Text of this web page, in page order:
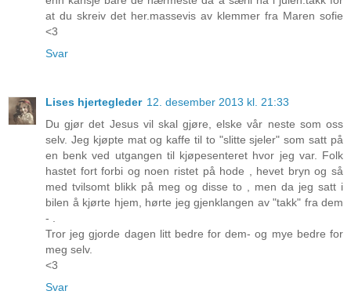
at du skreiv det her.massevis av klemmer fra Maren sofie
<3
Svar
Lises hjertegleder 12. desember 2013 kl. 21:33
Du gjør det Jesus vil skal gjøre, elske vår neste som oss
selv. Jeg kjøpte mat og kaffe til to "slitte sjeler" som satt på
en benk ved utgangen til kjøpesenteret hvor jeg var. Folk
hastet fort forbi og noen ristet på hode , hevet bryn og så
med tvilsomt blikk på meg og disse to , men da jeg satt i
bilen å kjørte hjem, hørte jeg gjenklangen av "takk" fra dem
- .
Tror jeg gjorde dagen litt bedre for dem- og mye bedre for
meg selv.
<3
Svar